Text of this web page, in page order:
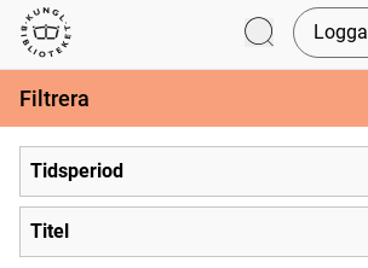
Svenska tidningar
Filtrera
Tidsperiod
Titel